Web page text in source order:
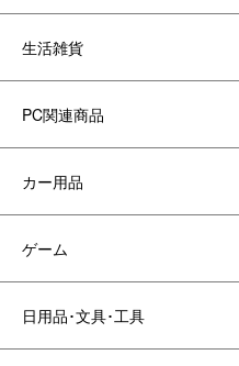
生活雑貨
PC関連商品
カー用品
ゲーム
日用品･文具･工具